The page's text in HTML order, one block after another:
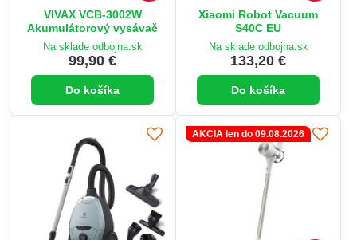
VIVAX VCB-3002W
Akumulátorový vysávač
Na sklade odbojna.sk
99,90 €
Do košíka
Xiaomi Robot Vacuum
S40C EU
Na sklade odbojna.sk
133,20 €
Do košíka
AKCIA len do 09.08.2026